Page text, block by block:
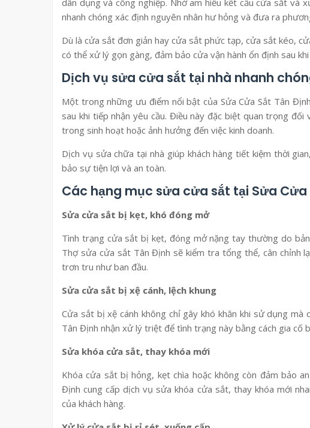
nhanh chóng xác định nguyên nhân hư hỏng và đưa ra
Dù là cửa sắt đơn giản hay cửa sắt phức tạp, cửa sắt kéo,
có thể xử lý gọn gàng, đảm bảo cửa vận hành ổn định sau
Dịch vụ sửa cửa sắt tại nhà nhanh
Một trong những ưu điểm nổi bật của Sửa Cửa Sắt Tân
sau khi tiếp nhận yêu cầu. Điều này đặc biệt quan trọng
trong sinh hoạt hoặc ảnh hưởng đến việc kinh doanh.
Dịch vụ sửa chữa tại nhà giúp khách hàng tiết kiệm thời
bảo sự tiện lợi và an toàn.
Các hạng mục sửa cửa sắt tại Sửa Cửa
Sửa cửa sắt bị kẹt, khó đóng mở
Tình trạng cửa sắt bị kẹt, đóng mở nặng tay thường do
Thợ sửa cửa sắt Tân Định sẽ kiểm tra tổng thể, cân chỉnh
trơn tru như ban đầu.
Sửa cửa sắt bị xệ cánh, lệch khung
Cửa sắt bị xệ cánh không chỉ gây khó khăn khi sử dụng
Tân Định nhận xử lý triệt để tình trạng này bằng cách gia cố
Sửa khóa cửa sắt, thay khóa mới
Khóa cửa sắt bị hỏng, kẹt chìa hoặc không còn đảm bảo
Định cung cấp dịch vụ sửa khóa cửa sắt, thay khóa mới
của khách hàng.